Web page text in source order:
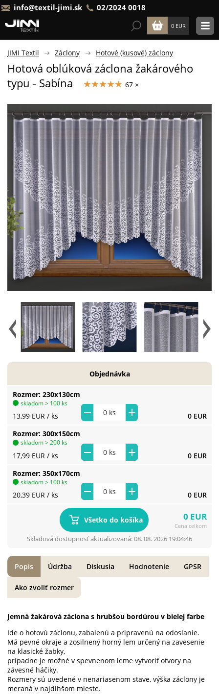
info@textil-jimi.sk 02/2024 0018
0 EUR
JIMI Textil Záclony Hotové (kusové) záclony
Hotová oblúková záclona žakárového
typu - Sabína
67 ×
Rozmer 230x130cm
13,99 EUR / ks 0 EUR
skladom > 100 ks
Rozmer 300x150cm
17,99 EUR / ks 0 EUR
skladom > 200 ks
Rozmer 350x170cm
20,39 EUR / ks 0 EUR
skladom > 100 ks
Objednávka
Všetko do košíka 0 EUR
Cena celkom
Skladová dostupnosť aktualizovaná: 08. 08. 2026 19:04:46
Jemná žakárová záclona s hrubšou bordúrou v bielej farbe
Ide o hotovú záclonu, zabalenú a pripravenú na odoslanie.
Má pevné okraje a zosilnený horný lem určený na zavesenie
na klasické žabky,
prípadne je možné v spevnenom leme vytvoriť otvory na
závesné háčiky.
Rozmery sú uvedené v nenariasenom stave, výška záclony je
meraná v najdlhšom mieste.
Popis Údržba Diskusia Hodnotenie GPSR
Ako zvoliť rozmer